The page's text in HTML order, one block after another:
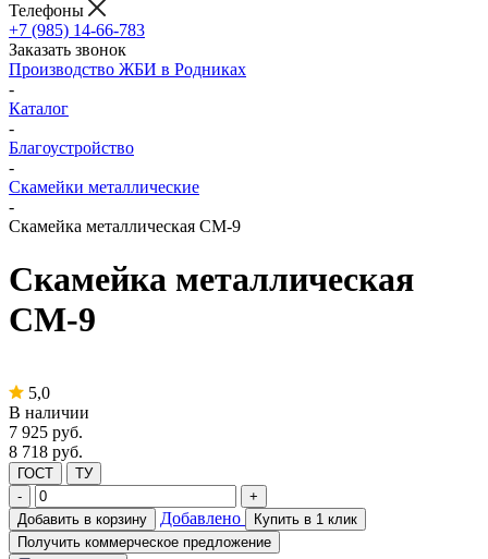
Телефоны
+7 (985) 14-66-783
Заказать звонок
Производство ЖБИ в Родниках
-
Каталог
-
Благоустройство
-
Скамейки металлические
-
Скамейка металлическая СМ-9
Скамейка металлическая
СМ-9
5,0
В наличии
7 925 руб.
8 718 руб.
ГОСТ
ТУ
-
+
Добавить в корзину
Добавлено
Купить в 1 клик
Получить коммерческое предложение